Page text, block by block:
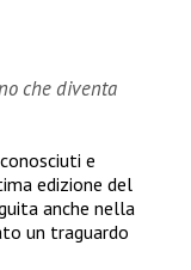
che diventa
e
edizione del
anche nella
un traguardo